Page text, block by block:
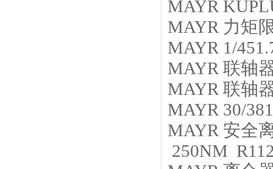
MAYR
MAYR 力矩
MAYR 1/
MAYR 联轴
MAYR 联轴
MAYR 30/
MAYR 安全
250NM